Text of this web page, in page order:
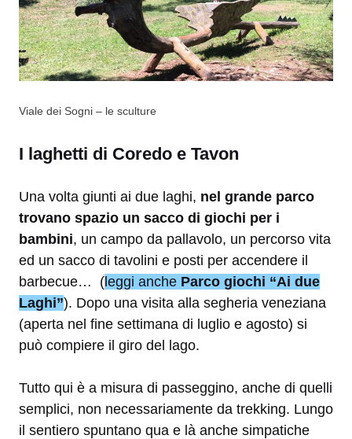
Viale dei Sogni – le sculture
I laghetti di Coredo e Tavon
Una volta giunti ai due laghi, nel grande parco
trovano spazio un sacco di giochi per i
bambini, un campo da pallavolo, un percorso vita
ed un sacco di tavolini e posti per accendere il
barbecue… (leggi anche Parco giochi “Ai due
Laghi”). Dopo una visita alla segheria veneziana
(aperta nel fine settimana di luglio e agosto) si
può compiere il giro del lago.
Tutto qui è a misura di passeggino, anche di quelli
semplici, non necessariamente da trekking. Lungo
il sentiero spuntano qua e là anche simpatiche